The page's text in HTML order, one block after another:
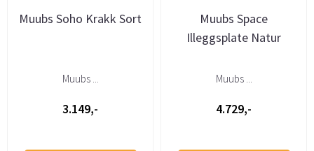
Muubs Soho Krakk Sort
Muubs ...
3.149,-
Muubs Space
Illeggsplate Natur
Muubs ...
4.729,-